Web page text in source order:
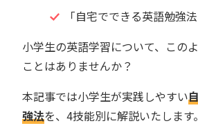
「自宅でできる英語勉強法
小学生の英語学習について、この
ことはありませんか？
本記事では小学生が実践しやすい
強法を、4技能別に解説いたします。